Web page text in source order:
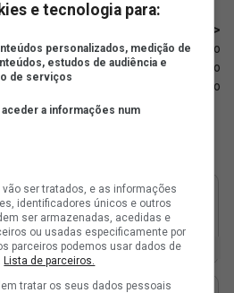
do
📋
Próximo >
Rica Perrone opina sobre o
planejamento do Vasco: 'Não
está errado'; vídeo
e tecnologia para:
personalizados, medição de
estudos de audiência e
de serviços
a informações num
ser tratados, e as informações
identificadores únicos e outros
ser armazenadas, acedidas e
ou usadas especificamente por
parceiros podemos usar dados de
Lista de parceiros.
tratar os seus dados pessoais